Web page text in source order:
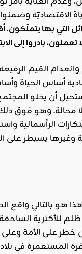
الاقتصاديّة
التي بها يتملّكون.
القيم
أساس الحياة
يستحيل أن يخلو
محالة. وهو فوق
الرأسمالية
وغيرها يسيطر
بالتالي واقع
للأكثرية
خطر على الأمة
المستعمرة في